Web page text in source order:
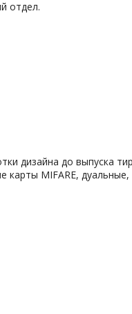
отдел.
дизайна до выпуска
MIFARE, дуальные,